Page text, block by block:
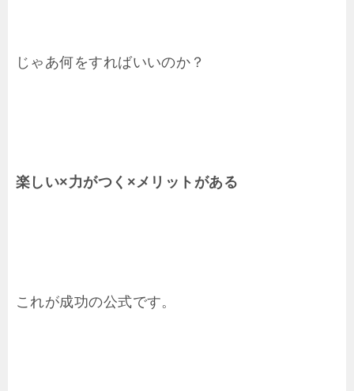
じゃあ何をすればいいのか？
楽しい×力がつく×メリットがある
これが成功の公式です。